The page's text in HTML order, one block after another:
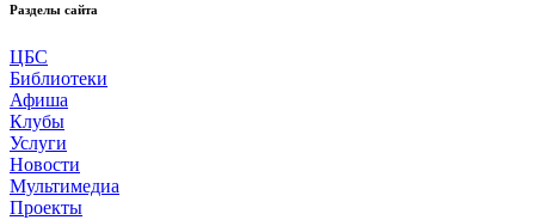
Разделы сайта
ЦБС
Библиотеки
Афиша
Клубы
Услуги
Новости
Мультимедиа
Проекты